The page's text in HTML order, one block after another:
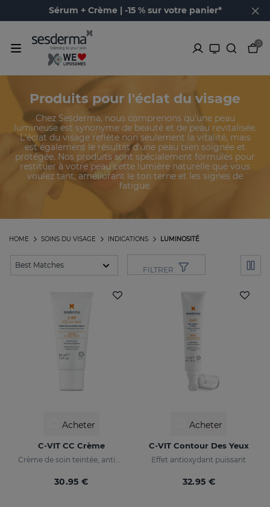
Sérum + Crème | -15 % sur votre panier*
0
Produits pour l'éclat du visage
Chez Sesderma, nous comprenons qu’une peau
lumineuse est synonyme de beauté et de peau revitalisée.
L'éclat du visage reflète non seulement la vitalité, mais
est également le résultat d'une peau bien soignée et
protégée. Nos produits sont spécialement formulés pour
restituer à votre peau cette lumière naturelle que vous
voulez tant, améliorant le ton terne et les signes de
fatigue.
LUMINOSITÉ
INDICATIONS
SOINS DU VISAGE
HOME
FILTRER
Acheter
C-VIT CC Crème
Crème de soin teintée, antioxydante, à la vitamine C et à l'acide hyaluronique
30.95 €
Acheter
C-VIT Contour Des Yeux
Effet antioxydant puissant
32.95 €